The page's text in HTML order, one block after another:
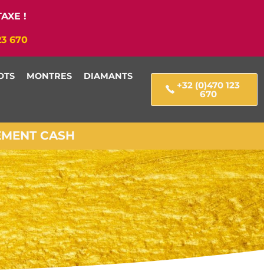
!
670
MONTRES DIAMANTS
+32 (0)470 123
670
CASH